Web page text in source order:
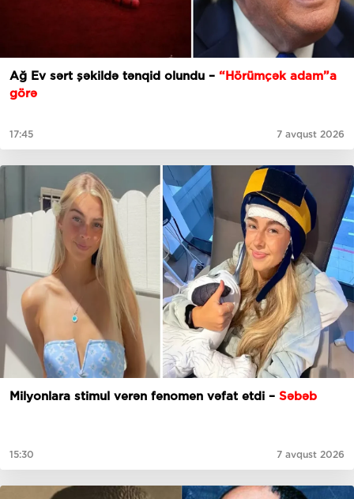
Ağ Ev sərt şəkildə tənqid olundu – “Hörümçək adam”a
görə
17:45 7 avqust 2026
Milyonlara stimul verən fenomen vəfat etdi – Səbəb
15:30 7 avqust 2026